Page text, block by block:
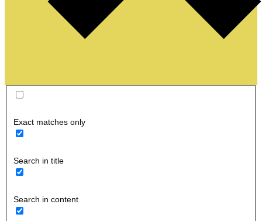
Exact matches only
Search in title
Search in content